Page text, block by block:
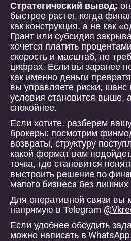
Стратегический вывод:
быстрее растет, когда
как конструкция, а не как
Грант или субсидия
хочется платить
скорость и масштаб, но
цифрах. Если вы заранее
как именно деньги
вы управляете риски, шанс
условия становится выше,
спокойнее.
Если хотите, разберем
брокеры: посмотрим
возвраты, структуру
какой формат вам
точка, где становится
выстроить решение по
малого бизнеса без лишних
Для оперативной связи вы
напрямую в Telegram
Если удобнее обсудить
можно написать в WhatsApp